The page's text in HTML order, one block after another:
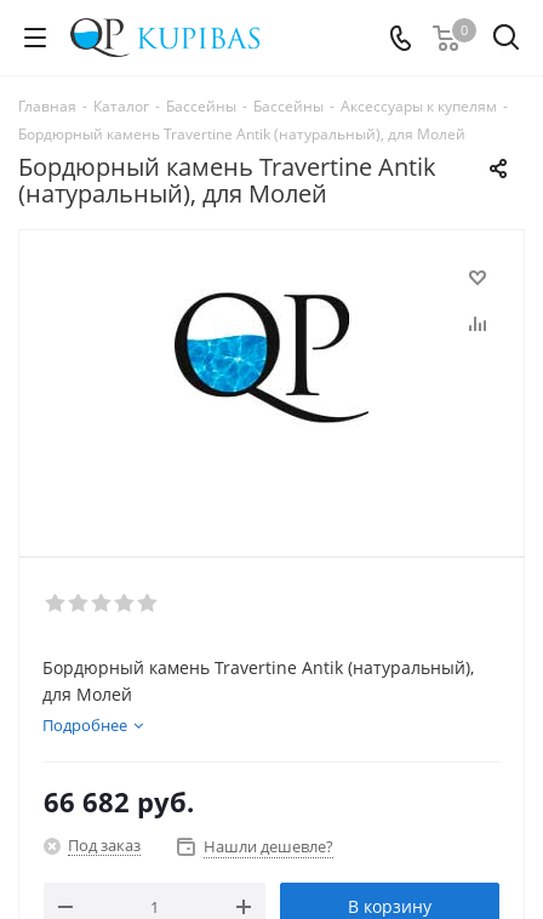
0
Главная - Каталог - Бассейны - Бассейны - Аксессуары к купелям -
Бордюрный камень Travertine Antik (натуральный), для Молей
Бордюрный камень Travertine Antik
(натуральный), для Молей
Бордюрный камень Travertine Antik (натуральный),
для Молей
Подробнее
66 682 руб.
Под заказ Нашли дешевле?
В корзину